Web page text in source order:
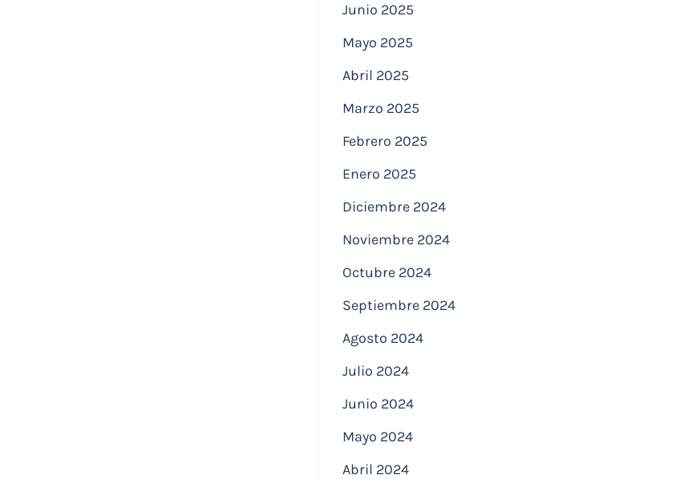
Junio 2025
Mayo 2025
Abril 2025
Marzo 2025
Febrero 2025
Enero 2025
Diciembre 2024
Noviembre 2024
Octubre 2024
Septiembre 2024
Agosto 2024
Julio 2024
Junio 2024
Mayo 2024
Abril 2024